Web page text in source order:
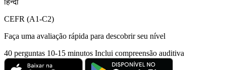
CEFR (A1-C2)
Faça uma avaliação rápida para descobrir seu nível
40 perguntas 10-15 minutos Inclui compreensão auditiva